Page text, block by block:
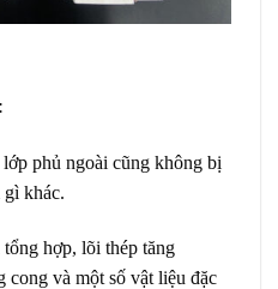
:
phủ ngoài cũng không bị
khác.
hợp, lõi thép tăng
cong và một số vật liệu đặc